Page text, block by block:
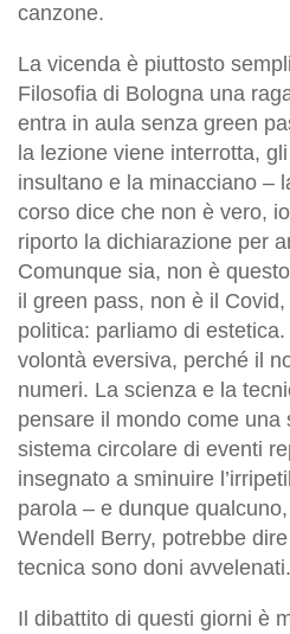
canzone.
La vicenda è piuttosto
Filosofia di Bologna una
entra in aula senza green
la lezione viene interrotta,
insultano e la minacciano –
corso dice che non è vero,
riporto la dichiarazione per
Comunque sia, non è
il green pass, non è il
politica: parliamo di
volontà eversiva, perché il
numeri. La scienza e la
pensare il mondo come una
sistema circolare di eventi
insegnato a sminuire
parola – e dunque
Wendell Berry, potrebbe
tecnica sono doni avvelenati.
Il dibattito di questi giorni è